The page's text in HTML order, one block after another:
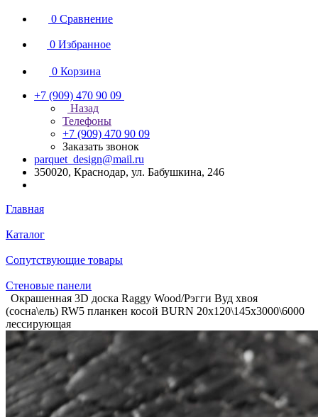
0 Сравнение
0 Избранное
0 Корзина
+7 (909) 470 90 09
Назад
Телефоны
+7 (909) 470 90 09
Заказать звонок
parquet_design@mail.ru
350020, Краснодар, ул. Бабушкина, 246
Главная
Каталог
Сопутствующие товары
Стеновые панели
Окрашенная 3D доска Raggy Wood/Рэгги Вуд хвоя
(сосна\ель) RW5 планкен косой BURN 20х120\145х3000\6000
лессирующая